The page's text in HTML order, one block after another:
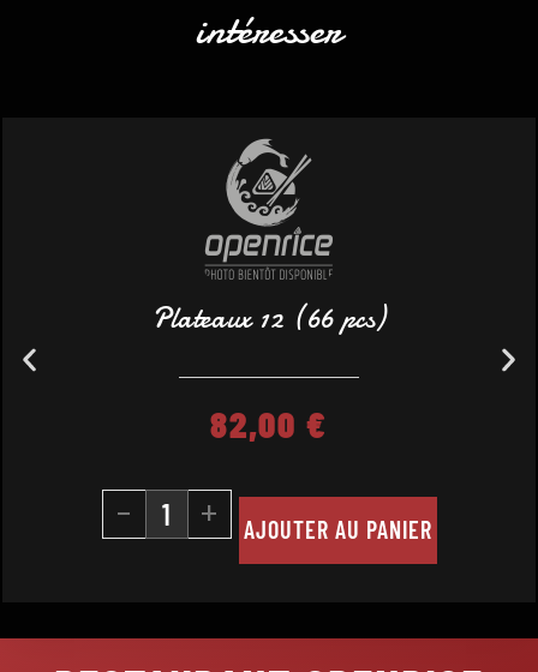
intéresser
Plateaux 12 (66 pcs)
82,00 €
- + AJOUTER AU PANIER